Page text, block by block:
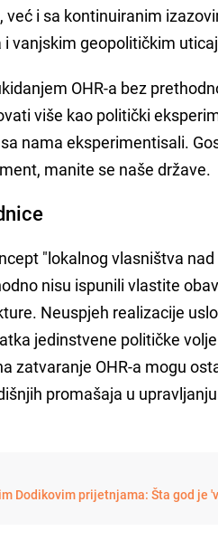
i sa kontinuiranim
vanjskim geopolitičkim
OHR-a bez
više kao politički
nama eksperimentisali.
manite se naše države.
"lokalnog vlasništva
nisu ispunili vlastite
Neuspjeh realizacije
jedinstvene političke
zatvaranje OHR-a mogu
promašaja u
Dodikovim prijetnjama: Šta god je